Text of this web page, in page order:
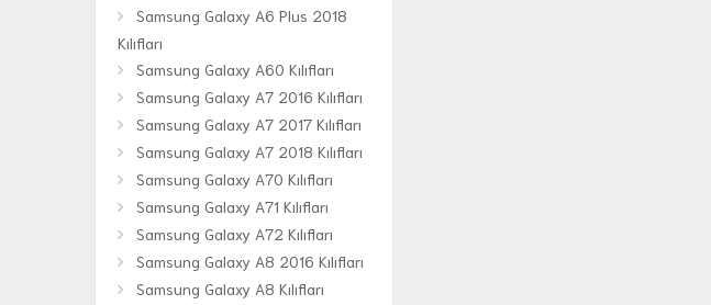
Samsung Galaxy A6 Plus 2018
Kılıfları
Samsung Galaxy A60 Kılıfları
Samsung Galaxy A7 2016 Kılıfları
Samsung Galaxy A7 2017 Kılıfları
Samsung Galaxy A7 2018 Kılıfları
Samsung Galaxy A70 Kılıfları
Samsung Galaxy A71 Kılıfları
Samsung Galaxy A72 Kılıfları
Samsung Galaxy A8 2016 Kılıfları
Samsung Galaxy A8 Kılıfları